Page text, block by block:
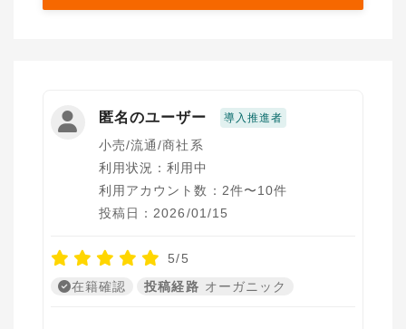
匿名のユーザー 導入推進者
小売/流通/商社系
利用状況：利用中
利用アカウント数：2件〜10件
投稿日：2026/01/15
5/5
在籍確認
投稿経路 オーガニック